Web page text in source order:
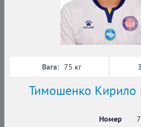
Тимошенко Кирило
Номер
Вага: 75 кг